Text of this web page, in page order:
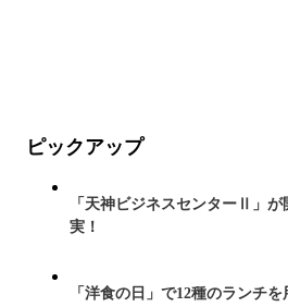
ピックアップ
「天神ビジネスセンターⅡ」
実！
「洋食の日」で12種のランチ